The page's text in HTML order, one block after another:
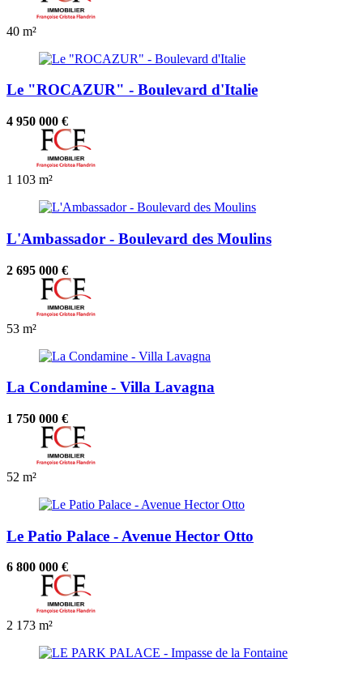
40 m²
Le "ROCAZUR" - Boulevard d'Italie
4 950 000 €
1 103 m²
L'Ambassador - Boulevard des Moulins
2 695 000 €
53 m²
La Condamine - Villa Lavagna
1 750 000 €
52 m²
Le Patio Palace - Avenue Hector Otto
6 800 000 €
2 173 m²